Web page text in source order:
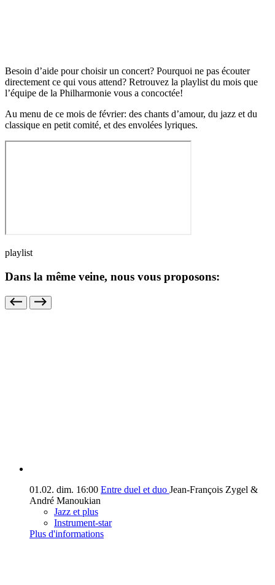
Besoin d’aide pour choisir un concert? Pourquoi ne pas écouter
directement ce qui vous attend? Retrouvez la playlist du mois que
l’équipe de la Philharmonie vous a concoctée!
Au menu de ce mois de février: des chants d’amour, du jazz et du
classique en petit comité, et des envolées lyriques.
playlist
Dans la même veine, nous vous proposons:
01.02. dim. 16:00 Entre duel et duo Jean-François Zygel &
André Manoukian
Jazz et plus
Instrument-star
Plus d'informations